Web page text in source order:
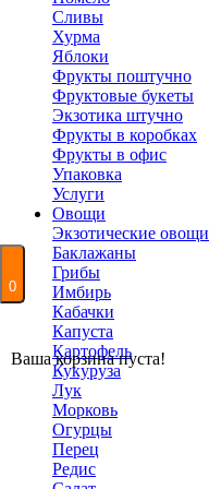
0
Ваша корзина пуста!
Сливы
Хурма
Яблоки
Фрукты поштучно
Фруктовые букеты
Экзотика штучно
Фрукты в коробках
Фрукты в офис
Упаковка
Услуги
Овощи
Экзотические овощи
Баклажаны
Грибы
Имбирь
Кабачки
Капуста
Картофель
Кукуруза
Лук
Морковь
Огурцы
Перец
Редис